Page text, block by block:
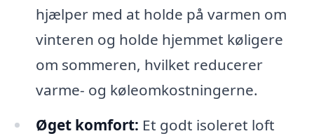
hjælper med at holde på varmen om
vinteren og holde hjemmet køligere
om sommeren, hvilket reducerer
varme- og køleomkostningerne.
Øget komfort: Et godt isoleret loft